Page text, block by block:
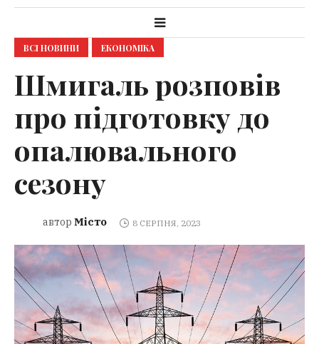
ВСІ НОВИНИ ЕКОНОМІКА
Шмигаль розповів
про підготовку до
опалювального
сезону
автор Місто 8 СЕРПНЯ, 2023